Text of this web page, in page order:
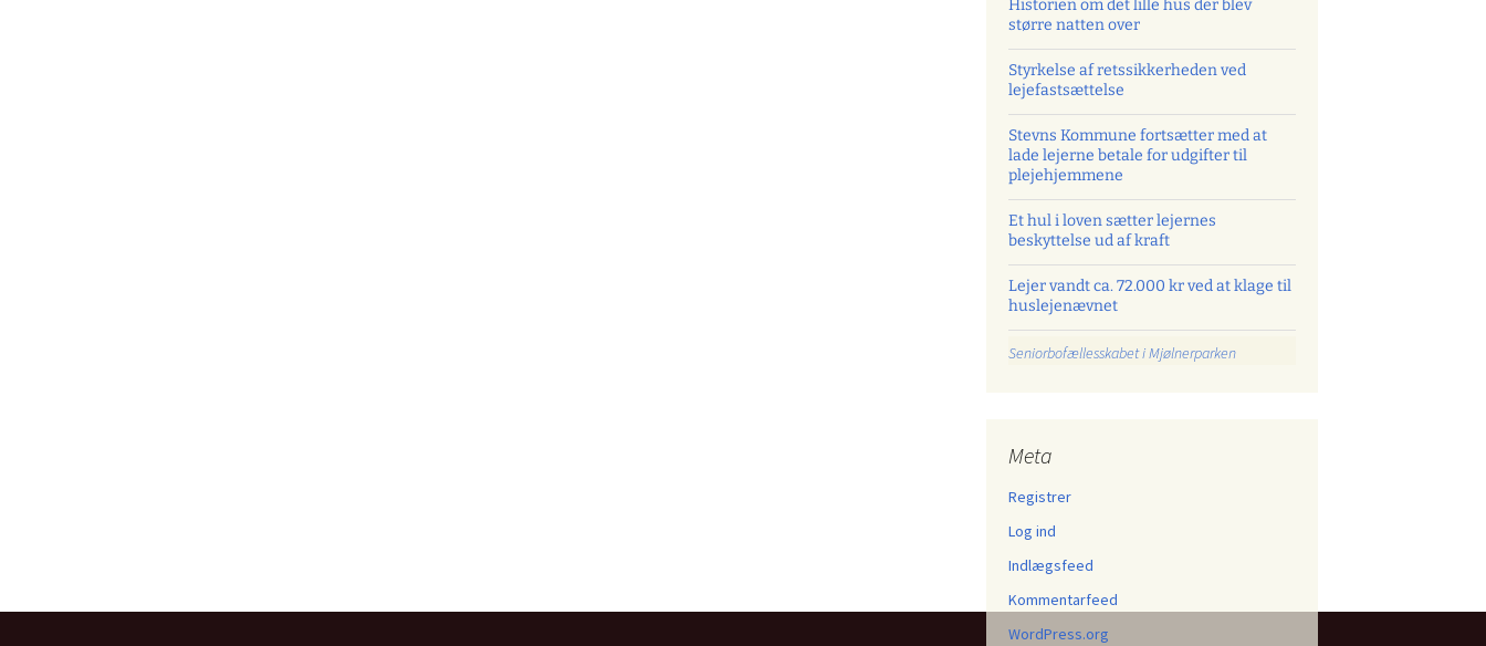
Historien om det lille hus der blev
større natten over
Styrkelse af retssikkerheden ved
lejefastsættelse
Stevns Kommune fortsætter med at
lade lejerne betale for udgifter til
plejehjemmene
Et hul i loven sætter lejernes
beskyttelse ud af kraft
Lejer vandt ca. 72.000 kr ved at klage til
huslejenævnet
Seniorbofællesskabet i Mjølnerparken
Meta
Registrer
Log ind
Indlægsfeed
Kommentarfeed
WordPress.org